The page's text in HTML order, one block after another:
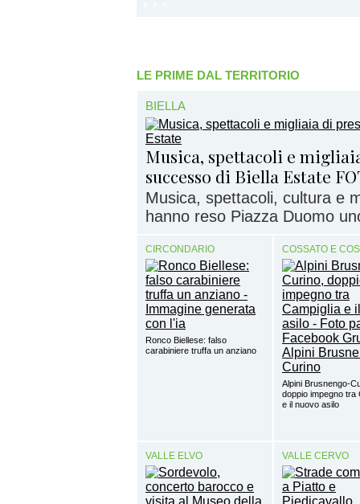
LE PRIME DAL TERRITORIO
BIELLA
Musica, spettacoli e
successo di Biella Estate
Musica, spettacoli, cultura e
hanno reso Piazza Duomo
CIRCONDARIO
Ronco Biellese: falso
carabiniere truffa un anziano
COSSATO E
Alpini Brusnengo-
doppio impegno tra
e il nuovo asilo
VALLE ELVO VALLE CERVO